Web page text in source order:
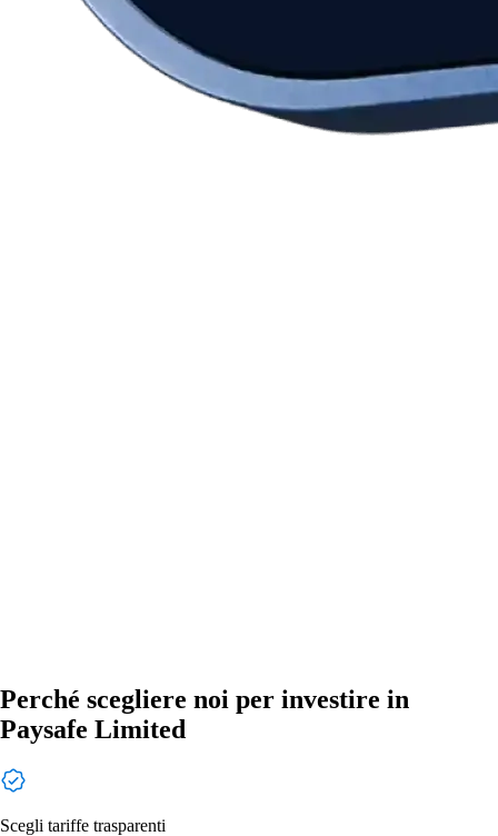
Perché scegliere noi per investire in
Paysafe Limited
Scegli tariffe trasparenti